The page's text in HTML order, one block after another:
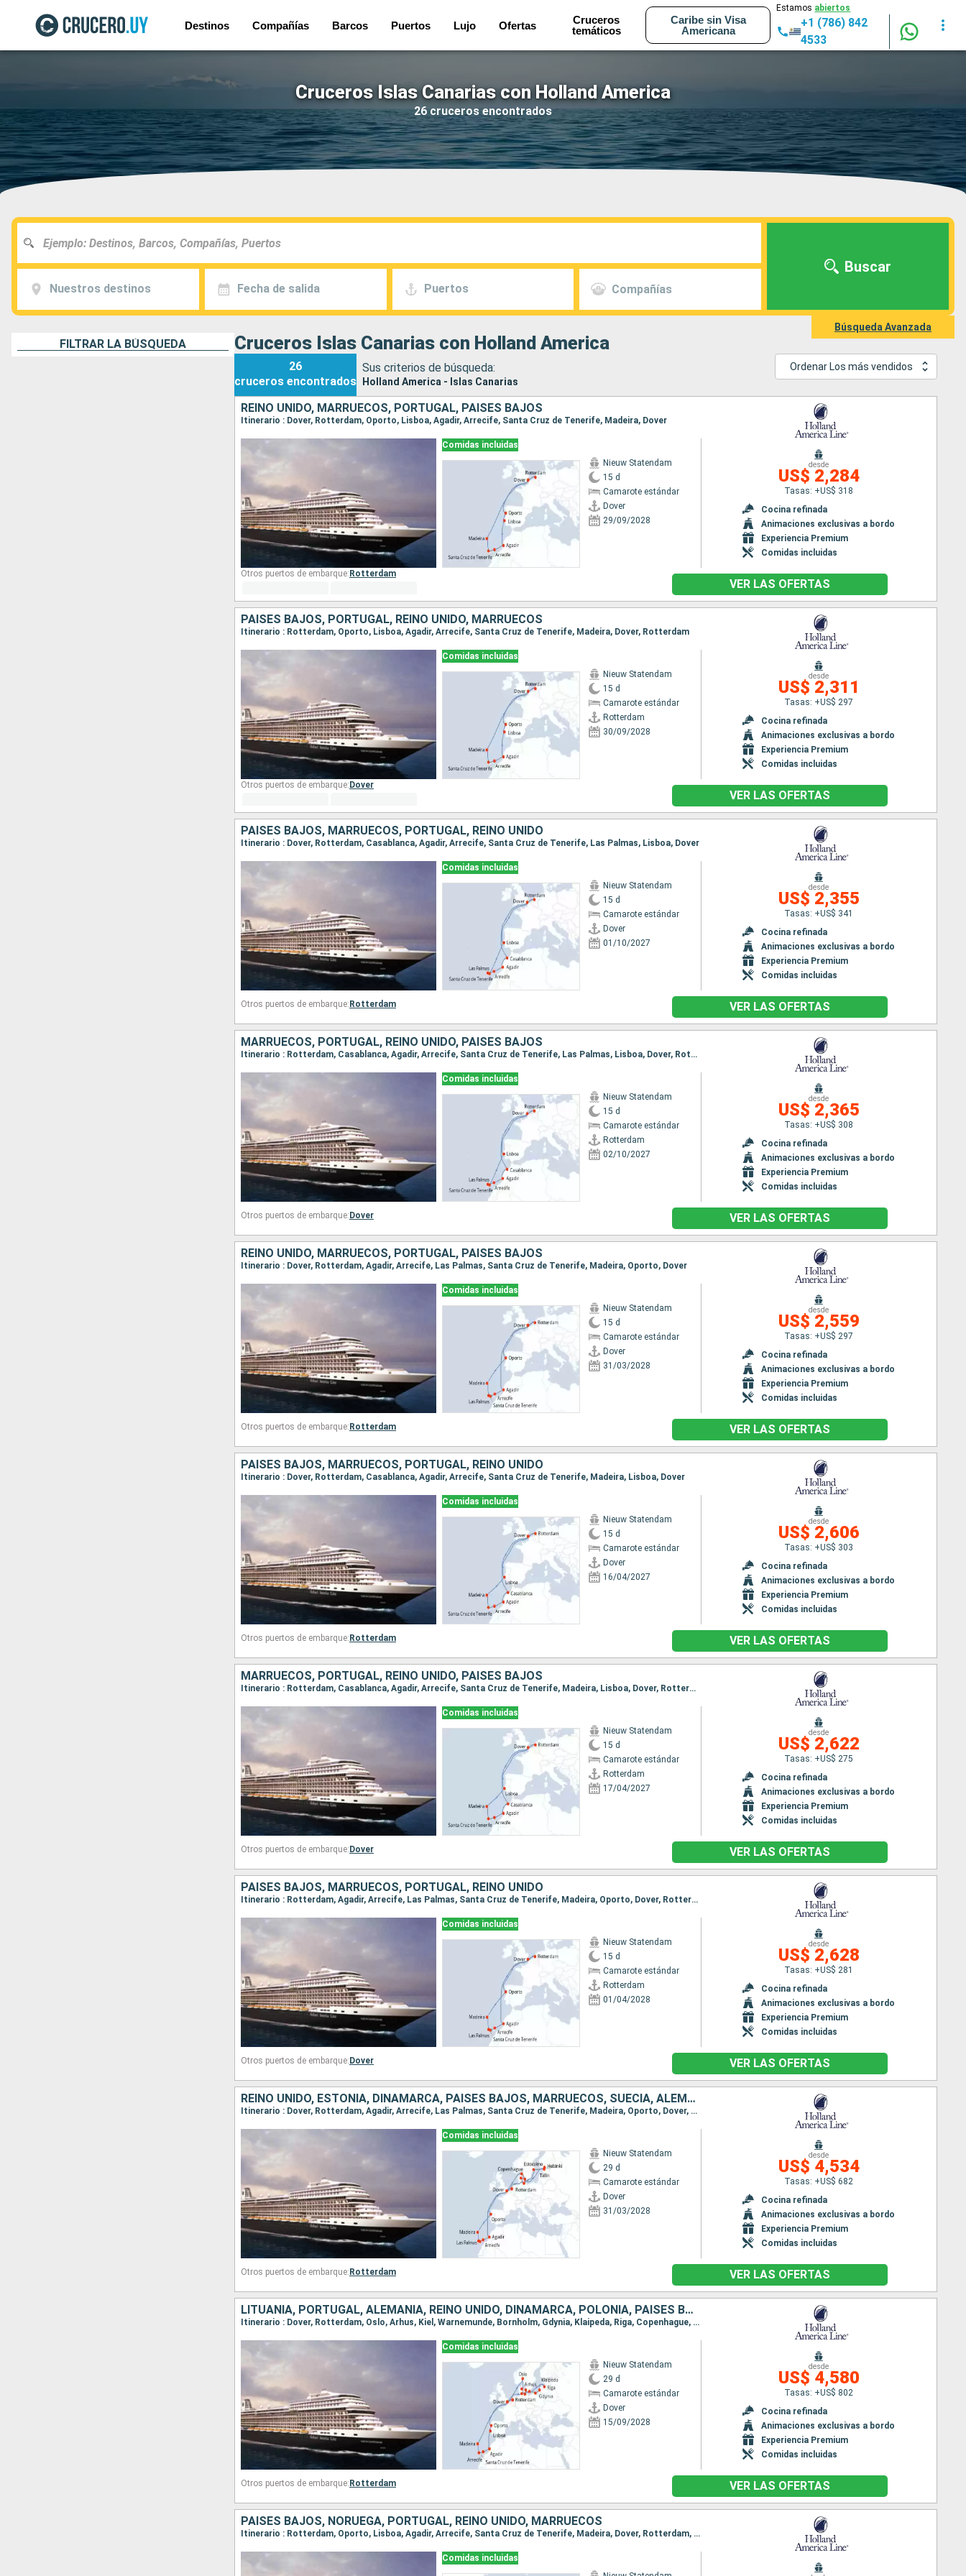
Destinos Compañías Barcos Puertos Lujo Ofertas
Cruceros
temáticos
Caribe sin Visa
Americana
Estamos abiertos
+1 (786) 842
4533
Cruceros Islas Canarias con Holland America
26 cruceros encontrados
Nuestros destinos Fecha de salida Puertos Compañías
Buscar
Búsqueda Avanzada
FILTRAR LA BÚSQUEDA Cruceros Islas Canarias con Holland America
26
cruceros encontrados
Sus criterios de búsqueda:
Holland America - Islas Canarias
Ordenar Los más vendidos
REINO UNIDO, MARRUECOS, PORTUGAL, PAISES BAJOS
Itinerario : Dover, Rotterdam, Oporto, Lisboa, Agadir, Arrecife, Santa Cruz de Tenerife, Madeira, Dover
Comidas incluidas
Nieuw Statendam
15 d
Camarote estándar
Dover
29/09/2028
desde
US$ 2,284
Tasas: +US$ 318
Cocina refinada
Animaciones exclusivas a bordo
Experiencia Premium
Comidas incluidas
Otros puertos de embarque: Rotterdam
VER LAS OFERTAS
PAISES BAJOS, PORTUGAL, REINO UNIDO, MARRUECOS
Itinerario : Rotterdam, Oporto, Lisboa, Agadir, Arrecife, Santa Cruz de Tenerife, Madeira, Dover, Rotterdam
Comidas incluidas
Nieuw Statendam
15 d
Camarote estándar
Rotterdam
30/09/2028
desde
US$ 2,311
Tasas: +US$ 297
Cocina refinada
Animaciones exclusivas a bordo
Experiencia Premium
Comidas incluidas
Otros puertos de embarque: Dover
VER LAS OFERTAS
PAISES BAJOS, MARRUECOS, PORTUGAL, REINO UNIDO
Itinerario : Dover, Rotterdam, Casablanca, Agadir, Arrecife, Santa Cruz de Tenerife, Las Palmas, Lisboa, Dover
Comidas incluidas
Nieuw Statendam
15 d
Camarote estándar
Dover
01/10/2027
desde
US$ 2,355
Tasas: +US$ 341
Cocina refinada
Animaciones exclusivas a bordo
Experiencia Premium
Comidas incluidas
Otros puertos de embarque: Rotterdam VER LAS OFERTAS
MARRUECOS, PORTUGAL, REINO UNIDO, PAISES BAJOS
Itinerario : Rotterdam, Casablanca, Agadir, Arrecife, Santa Cruz de Tenerife, Las Palmas, Lisboa, Dover, Rotterdam
Comidas incluidas
Nieuw Statendam
15 d
Camarote estándar
Rotterdam
02/10/2027
desde
US$ 2,365
Tasas: +US$ 308
Cocina refinada
Animaciones exclusivas a bordo
Experiencia Premium
Comidas incluidas
Otros puertos de embarque: Dover VER LAS OFERTAS
REINO UNIDO, MARRUECOS, PORTUGAL, PAISES BAJOS
Itinerario : Dover, Rotterdam, Agadir, Arrecife, Las Palmas, Santa Cruz de Tenerife, Madeira, Oporto, Dover
Comidas incluidas
Nieuw Statendam
15 d
Camarote estándar
Dover
31/03/2028
desde
US$ 2,559
Tasas: +US$ 297
Cocina refinada
Animaciones exclusivas a bordo
Experiencia Premium
Comidas incluidas
Otros puertos de embarque: Rotterdam VER LAS OFERTAS
PAISES BAJOS, MARRUECOS, PORTUGAL, REINO UNIDO
Itinerario : Dover, Rotterdam, Casablanca, Agadir, Arrecife, Santa Cruz de Tenerife, Madeira, Lisboa, Dover
Comidas incluidas
Nieuw Statendam
15 d
Camarote estándar
Dover
16/04/2027
desde
US$ 2,606
Tasas: +US$ 303
Cocina refinada
Animaciones exclusivas a bordo
Experiencia Premium
Comidas incluidas
Otros puertos de embarque: Rotterdam VER LAS OFERTAS
MARRUECOS, PORTUGAL, REINO UNIDO, PAISES BAJOS
Itinerario : Rotterdam, Casablanca, Agadir, Arrecife, Santa Cruz de Tenerife, Madeira, Lisboa, Dover, Rotterdam
Comidas incluidas
Nieuw Statendam
15 d
Camarote estándar
Rotterdam
17/04/2027
desde
US$ 2,622
Tasas: +US$ 275
Cocina refinada
Animaciones exclusivas a bordo
Experiencia Premium
Comidas incluidas
Otros puertos de embarque: Dover VER LAS OFERTAS
PAISES BAJOS, MARRUECOS, PORTUGAL, REINO UNIDO
Itinerario : Rotterdam, Agadir, Arrecife, Las Palmas, Santa Cruz de Tenerife, Madeira, Oporto, Dover, Rotterdam
Comidas incluidas
Nieuw Statendam
15 d
Camarote estándar
Rotterdam
01/04/2028
desde
US$ 2,628
Tasas: +US$ 281
Cocina refinada
Animaciones exclusivas a bordo
Experiencia Premium
Comidas incluidas
Otros puertos de embarque: Dover VER LAS OFERTAS
REINO UNIDO, ESTONIA, DINAMARCA, PAISES BAJOS, MARRUECOS, SUECIA, ALEMANIA, PORTUGAL, FINLANDIA
Itinerario : Dover, Rotterdam, Agadir, Arrecife, Las Palmas, Santa Cruz de Tenerife, Madeira, Oporto, Dover, Rotterdam, Copenhague, Arhus, Warnemunde, Tallin, Helsinki, Estocolmo, Skagen, Dover
Comidas incluidas
Nieuw Statendam
29 d
Camarote estándar
Dover
31/03/2028
desde
US$ 4,534
Tasas: +US$ 682
Cocina refinada
Animaciones exclusivas a bordo
Experiencia Premium
Comidas incluidas
Otros puertos de embarque: Rotterdam VER LAS OFERTAS
LITUANIA, PORTUGAL, ALEMANIA, REINO UNIDO, DINAMARCA, POLONIA, PAISES BAJOS, NORUEGA, MARRUECOS, LETONIA
Itinerario : Dover, Rotterdam, Oslo, Arhus, Kiel, Warnemunde, Bornholm, Gdynia, Klaipeda, Riga, Copenhague, Dover, Rotterdam, Oporto, Lisboa, Agadir, Arrecife, Santa Cruz de Tenerife, Madeira, Dover
Comidas incluidas
Nieuw Statendam
29 d
Camarote estándar
Dover
15/09/2028
desde
US$ 4,580
Tasas: +US$ 802
Cocina refinada
Animaciones exclusivas a bordo
Experiencia Premium
Comidas incluidas
Otros puertos de embarque: Rotterdam VER LAS OFERTAS
PAISES BAJOS, NORUEGA, PORTUGAL, REINO UNIDO, MARRUECOS
Itinerario : Rotterdam, Oporto, Lisboa, Agadir, Arrecife, Santa Cruz de Tenerife, Madeira, Dover, Rotterdam, Alesund, Trondheim, Tromso, Alta, Bergen, Stavanger, Dover, Rotterdam
Comidas incluidas